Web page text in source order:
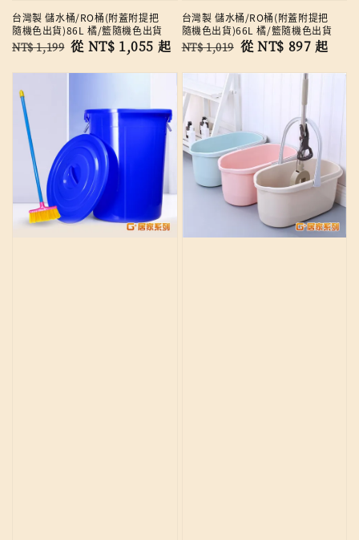
台灣製 儲水桶/RO桶(附蓋附提把
隨機色出貨)86L 橘/籃隨機色出貨
Regular
NT$ 1,199 Sale
從 NT$ 1,055 起
台灣製 儲水桶/RO桶(附蓋附提把
隨機色出貨)66L 橘/籃隨機色出貨
Regular
NT$ 1,019 Sale
從NT$ 897 起